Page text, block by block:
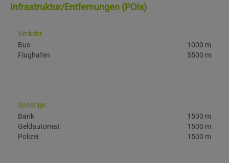
Infrastruktur/Entfernungen (POIs)
Verkehr
Bus
1000 m
Flughafen
5500 m
Sonstige
Bank
1500 m
Geldautomat
1500 m
Polizei
1500 m